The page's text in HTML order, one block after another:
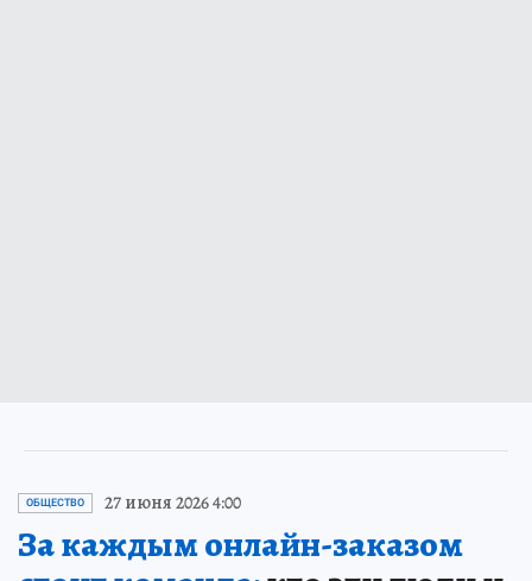
ОБЩЕСТВО 27 июня 2026 4:00
За каждым онлайн-заказом